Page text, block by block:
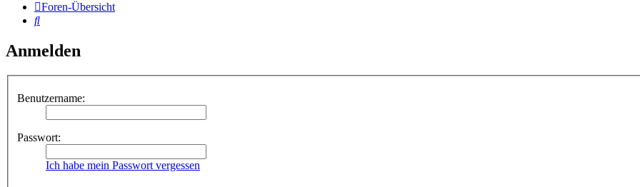
Foren-Übersicht
Suche
Anmelden
Benutzername:
Passwort:
Ich habe mein Passwort vergessen